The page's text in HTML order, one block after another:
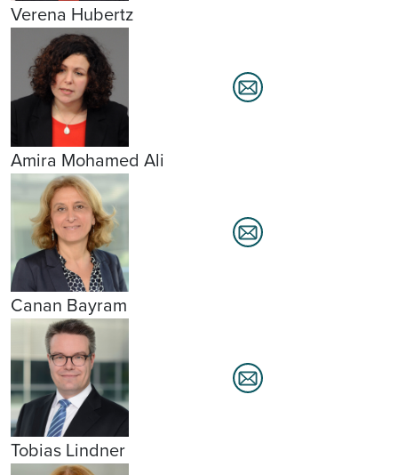
Verena Hubertz
Amira Mohamed Ali
Canan Bayram
Tobias Lindner